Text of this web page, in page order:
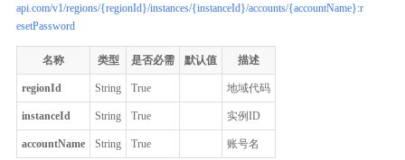
api.com/v1/regions/{regionId}/instances/{instanceId}/accounts/{accountName}:r
esetPassword
名称 类型 是否必需 默认值 描述
regionId String True 地域代码
instanceId String True 实例ID
accountName String True 账号名